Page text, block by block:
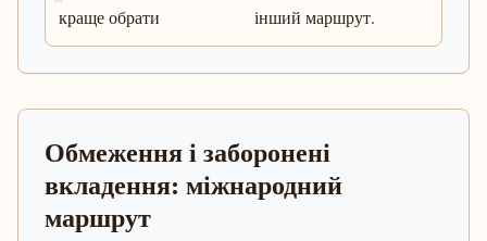
краще обрати
інший маршрут.
Обмеження і заборонені
вкладення: міжнародний
маршрут